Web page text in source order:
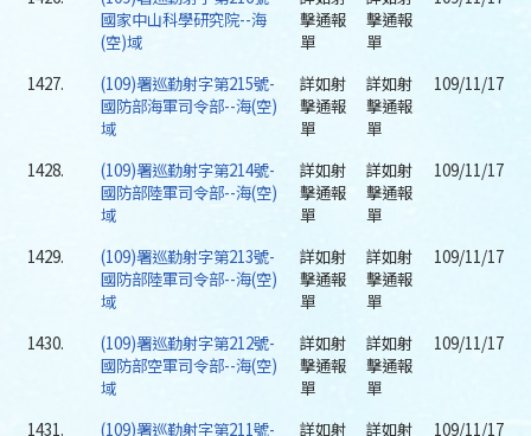
國家中山科學研究院--海
(空)域
擊通報
單
擊通報
單
1427.
(109)署巡勤射字第215號-
國防部海軍司令部--海(空)
域
詳如射
擊通報
單
詳如射
擊通報
單
109/11/17
1428.
(109)署巡勤射字第214號-
國防部陸軍司令部--海(空)
域
詳如射
擊通報
單
詳如射
擊通報
單
109/11/17
1429.
(109)署巡勤射字第213號-
國防部陸軍司令部--海(空)
域
詳如射
擊通報
單
詳如射
擊通報
單
109/11/17
1430.
(109)署巡勤射字第212號-
國防部空軍司令部--海(空)
域
詳如射
擊通報
單
詳如射
擊通報
單
109/11/17
1431.
(109)署巡勤射字第211號-
詳如射
詳如射
109/11/17